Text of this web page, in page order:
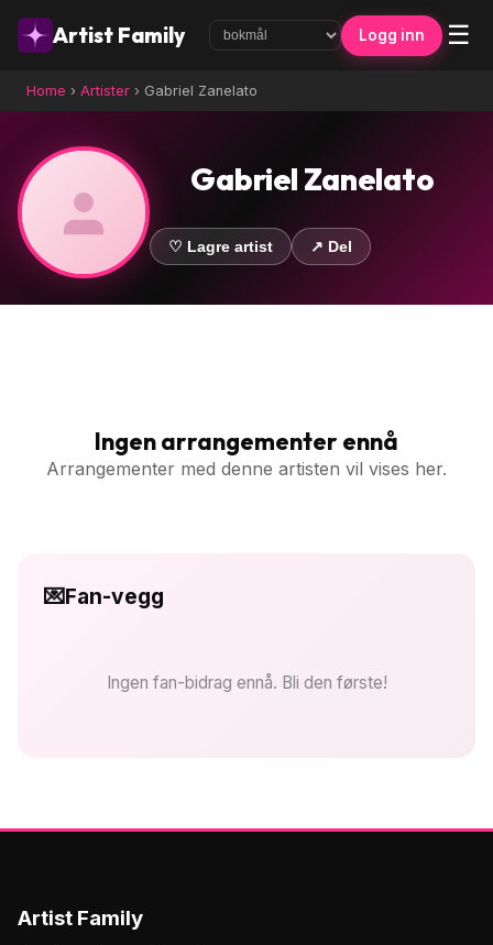
Artist Family Logg inn ☰
Home › Artister › Gabriel Zanelato
Gabriel Zanelato
♡ Lagre artist ↗ Del
Ingen arrangementer ennå
Arrangementer med denne artisten vil vises her.
💌Fan-vegg
Ingen fan-bidrag ennå. Bli den første!
Artist Family